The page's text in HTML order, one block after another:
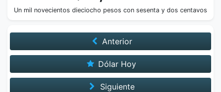
Un mil novecientos dieciocho pesos con sesenta y dos centavos
Anterior
Dólar Hoy
Siguiente